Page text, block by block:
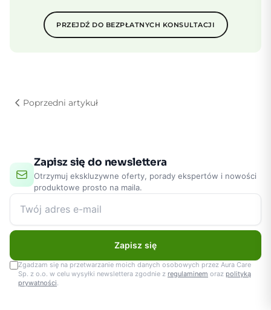
PRZEJDŹ DO BEZPŁATNYCH KONSULTACJI
Poprzedni artykuł
Zapisz się do newslettera
Otrzymuj ekskluzywne oferty, porady ekspertów i nowości
produktowe prosto na maila.
Zapisz się
Zgadzam się na przetwarzanie moich danych osobowych przez Aura Care
Sp. z o.o. w celu wysyłki newslettera zgodnie z regulaminem oraz polityką
prywatności.